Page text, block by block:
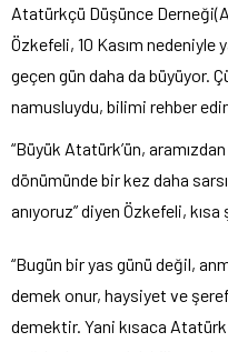
Atatürkçü Düşünce
Özkefeli, 10 Kasım nedeniyle
geçen gün daha da büyüyor.
namusluydu, bilimi rehber
“Büyük Atatürk’ün, aramızdan
dönümünde bir kez daha
anıyoruz” diyen Özkefeli,
“Bugün bir yas günü değil,
demek onur, haysiyet ve
demektir. Yani kısaca